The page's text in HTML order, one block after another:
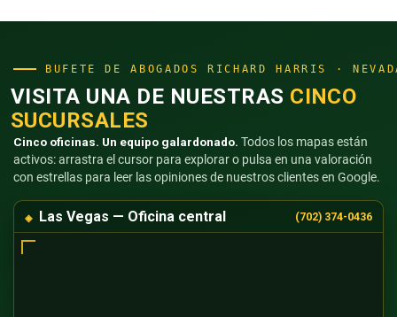
BUFETE DE ABOGADOS RICHARD HARRIS ·
VISITA UNA DE NUESTRAS CINCO
SUCURSALES
Cinco oficinas. Un equipo galardonado. Todos los mapas están
activos: arrastra el cursor para explorar o pulsa en una valoración
con estrellas para leer las opiniones de nuestros clientes en Google.
Las Vegas — Oficina central (702) 374-0436